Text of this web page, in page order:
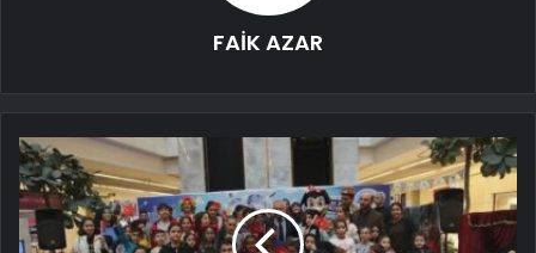
FAİK AZAR